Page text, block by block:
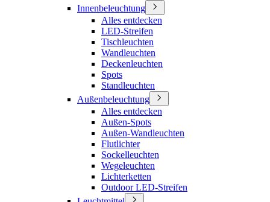
Innenbeleuchtung
Alles entdecken
LED-Streifen
Tischleuchten
Wandleuchten
Deckenleuchten
Spots
Standleuchten
Außenbeleuchtung
Alles entdecken
Außen-Spots
Außen-Wandleuchten
Flutlichter
Sockelleuchten
Wegeleuchten
Lichterketten
Outdoor LED-Streifen